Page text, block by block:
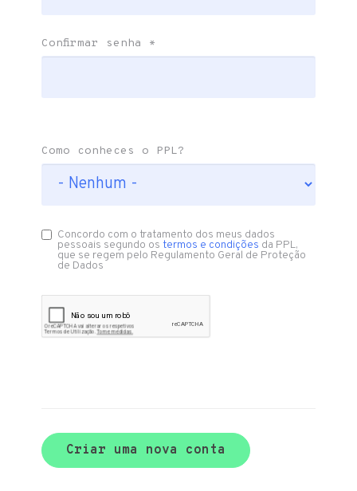
Confirmar senha *
Como conheces o PPL?
Concordo com o tratamento dos meus dados
pessoais segundo ostermos e condições da PPL,
que se regem pelo Regulamento Geral de Proteção
de Dados
Criar uma nova conta